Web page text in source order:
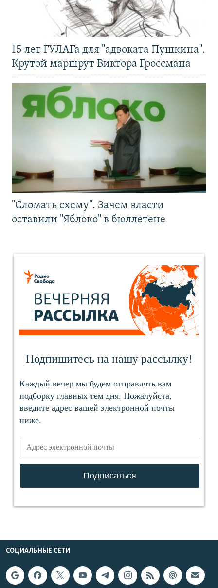
15 лет ГУЛАГа для "адвоката Пушкина".
Крутой маршрут Виктора Гроссмана
"Сломать схему". Зачем власти
оставили "Яблоко" в бюллетене
СОЦИАЛЬНЫЕ СЕТИ